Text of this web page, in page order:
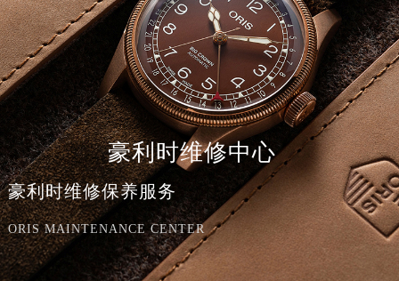
豪利时维修中心
豪利时维修保养服务
ORIS MAINTENANCE CENTER
2026年8月豪利时中国区售后服务网络优化升级公告